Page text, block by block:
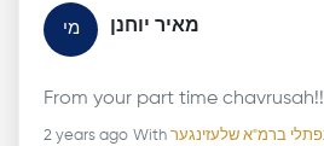
מי מאיר יוחנן
From your part time chavrusah!!
2 years ago With